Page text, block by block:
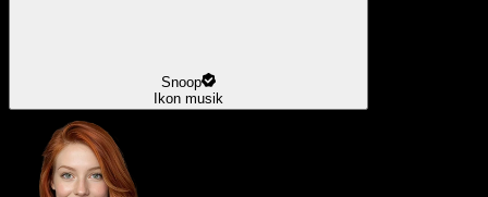
Snoop
Ikon musik